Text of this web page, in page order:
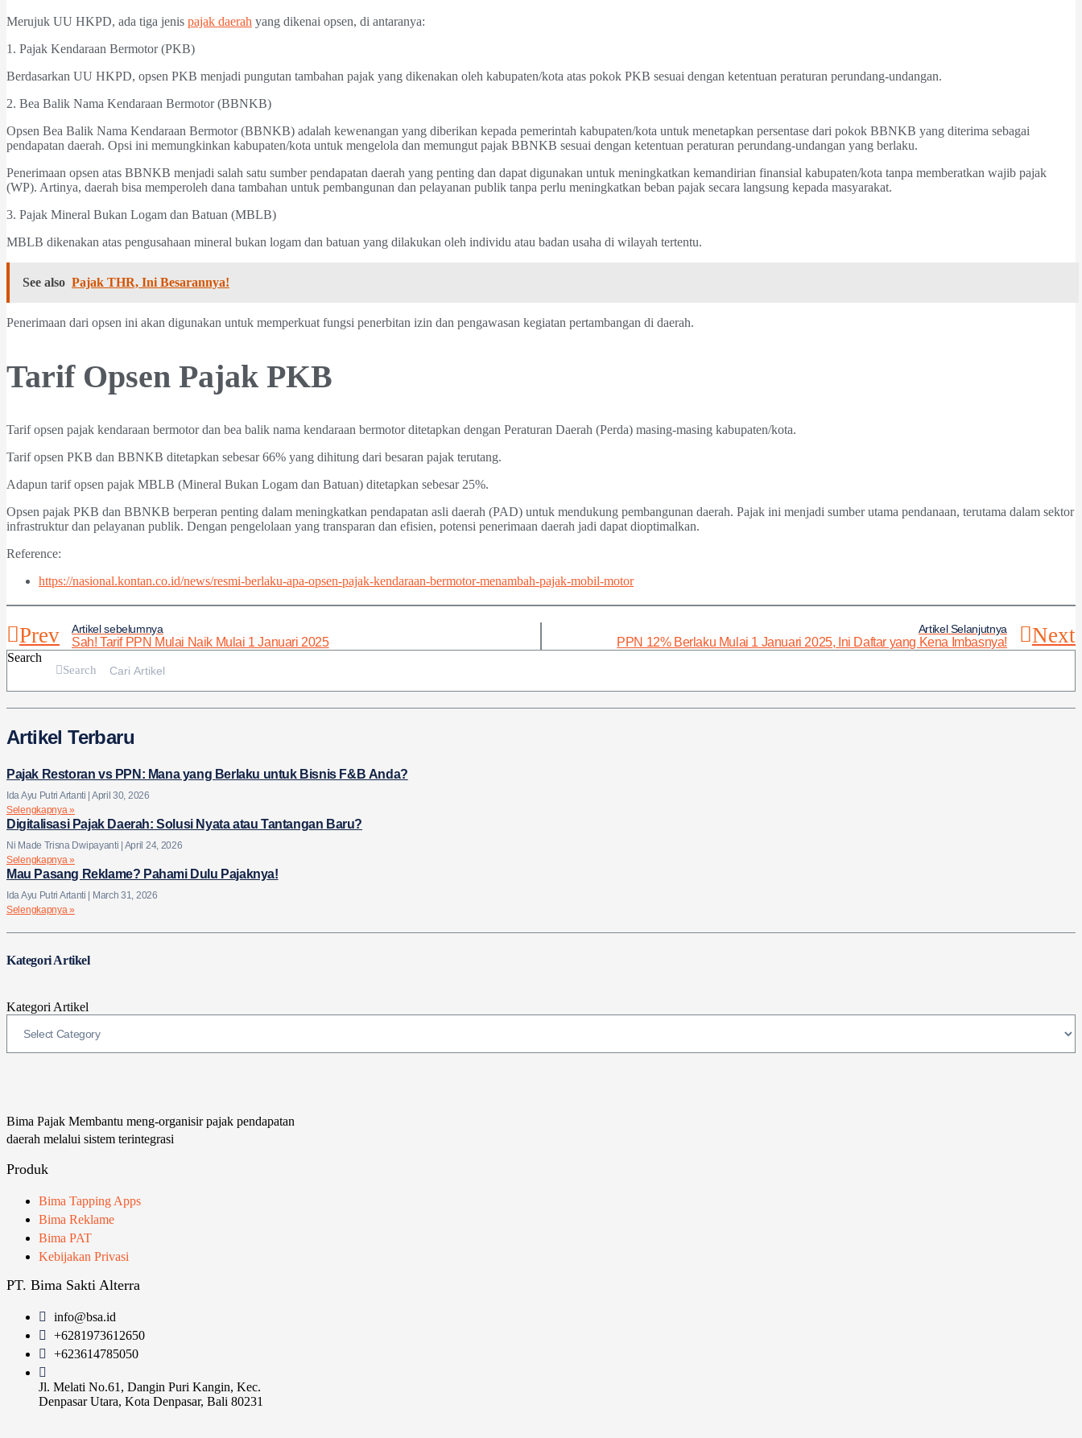
Merujuk UU HKPD, ada tiga jenis pajak daerah yang dikenai opsen, di antaranya:
1. Pajak Kendaraan Bermotor (PKB)
Berdasarkan UU HKPD, opsen PKB menjadi pungutan tambahan pajak yang dikenakan oleh kabupaten/kota atas pokok PKB sesuai dengan ketentuan peraturan perundang-undangan.
2. Bea Balik Nama Kendaraan Bermotor (BBNKB)
Opsen Bea Balik Nama Kendaraan Bermotor (BBNKB) adalah kewenangan yang diberikan kepada pemerintah kabupaten/kota untuk menetapkan persentase dari pokok BBNKB yang diterima sebagai
pendapatan daerah. Opsi ini memungkinkan kabupaten/kota untuk mengelola dan memungut pajak BBNKB sesuai dengan ketentuan peraturan perundang-undangan yang berlaku.
Penerimaan opsen atas BBNKB menjadi salah satu sumber pendapatan daerah yang penting dan dapat digunakan untuk meningkatkan kemandirian finansial kabupaten/kota tanpa memberatkan wajib pajak
(WP). Artinya, daerah bisa memperoleh dana tambahan untuk pembangunan dan pelayanan publik tanpa perlu meningkatkan beban pajak secara langsung kepada masyarakat.
3. Pajak Mineral Bukan Logam dan Batuan (MBLB)
MBLB dikenakan atas pengusahaan mineral bukan logam dan batuan yang dilakukan oleh individu atau badan usaha di wilayah tertentu.
See also Pajak THR, Ini Besarannya!
Penerimaan dari opsen ini akan digunakan untuk memperkuat fungsi penerbitan izin dan pengawasan kegiatan pertambangan di daerah.
Tarif Opsen Pajak PKB
Tarif opsen pajak kendaraan bermotor dan bea balik nama kendaraan bermotor ditetapkan dengan Peraturan Daerah (Perda) masing-masing kabupaten/kota.
Tarif opsen PKB dan BBNKB ditetapkan sebesar 66% yang dihitung dari besaran pajak terutang.
Adapun tarif opsen pajak MBLB (Mineral Bukan Logam dan Batuan) ditetapkan sebesar 25%.
Opsen pajak PKB dan BBNKB berperan penting dalam meningkatkan pendapatan asli daerah (PAD) untuk mendukung pembangunan daerah. Pajak ini menjadi sumber utama pendanaan, terutama dalam sektor
infrastruktur dan pelayanan publik. Dengan pengelolaan yang transparan dan efisien, potensi penerimaan daerah jadi dapat dioptimalkan.
Reference:
https://nasional.kontan.co.id/news/resmi-berlaku-apa-opsen-pajak-kendaraan-bermotor-menambah-pajak-mobil-motor
Prev Artikel sebelumnya
Sah! Tarif PPN Mulai Naik Mulai 1 Januari 2025
Artikel Selanjutnya
PPN 12% Berlaku Mulai 1 Januari 2025, Ini Daftar yang Kena Imbasnya! Next
Search
Search
Artikel Terbaru
Pajak Restoran vs PPN: Mana yang Berlaku untuk Bisnis F&B Anda?
Ida Ayu Putri Artanti April 30, 2026
Selengkapnya »
Digitalisasi Pajak Daerah: Solusi Nyata atau Tantangan Baru?
Ni Made Trisna Dwipayanti April 24, 2026
Selengkapnya »
Mau Pasang Reklame? Pahami Dulu Pajaknya!
Ida Ayu Putri Artanti
March 31, 2026
Selengkapnya »
Kategori Artikel
Kategori Artikel
Bima Pajak Membantu meng-organisir pajak pendapatan
daerah melalui sistem terintegrasi
Produk
Bima Tapping Apps
Bima Reklame
Bima PAT
Kebijakan Privasi
PT. Bima Sakti Alterra
info@bsa.id
+6281973612650
+623614785050
Jl. Melati No.61, Dangin Puri Kangin, Kec.
Denpasar Utara, Kota Denpasar, Bali 80231